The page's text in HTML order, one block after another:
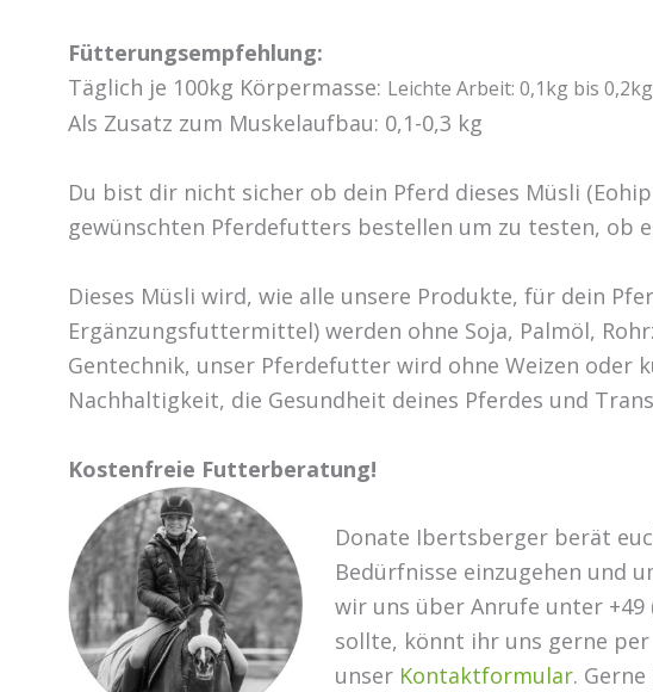
Fütterungsempfehlung:
Täglich je 100kg Körpermasse: Leichte Arbeit: 0,1kg bis
Als Zusatz zum Muskelaufbau: 0,1-0,3 kg
Du bist dir nicht sicher ob dein Pferd dieses Müsli
gewünschten Pferdefutters bestellen um zu testen, ob
Dieses Müsli wird, wie alle unsere Produkte, für dein
Ergänzungsfuttermittel) werden ohne Soja, Palmöl,
Gentechnik, unser Pferdefutter wird ohne Weizen
Nachhaltigkeit, die Gesundheit deines Pferdes und
Kostenfreie Futterberatung!
Donate Ibertsberger berät
Bedürfnisse einzugehen und
wir uns über Anrufe unter +49
sollte, könnt ihr uns gerne
unser Kontaktformular.